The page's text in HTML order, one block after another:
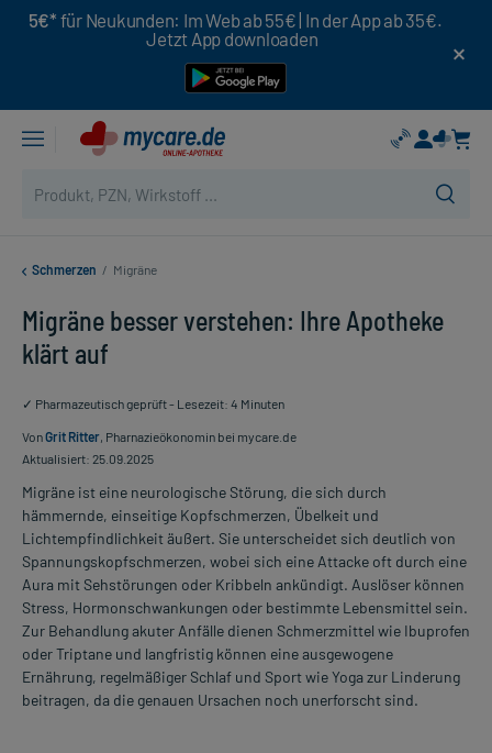
5€* für Neukunden: Im Web ab 55€ | In der App ab 35€.
Jetzt App downloaden
Schmerzen / Migräne
Migräne besser verstehen: Ihre Apotheke
klärt auf
✓ Pharmazeutisch geprüft - Lesezeit: 4 Minuten
VonGrit Ritter, Pharnazieökonomin bei mycare.de
Aktualisiert: 25.09.2025
Migräne ist eine neurologische Störung, die sich durch
hämmernde, einseitige Kopfschmerzen, Übelkeit und
Lichtempfindlichkeit äußert. Sie unterscheidet sich deutlich von
Spannungskopfschmerzen, wobei sich eine Attacke oft durch eine
Aura mit Sehstörungen oder Kribbeln ankündigt. Auslöser können
Stress, Hormonschwankungen oder bestimmte Lebensmittel sein.
Zur Behandlung akuter Anfälle dienen Schmerzmittel wie Ibuprofen
oder Triptane und langfristig können eine ausgewogene
Ernährung, regelmäßiger Schlaf und Sport wie Yoga zur Linderung
beitragen, da die genauen Ursachen noch unerforscht sind.